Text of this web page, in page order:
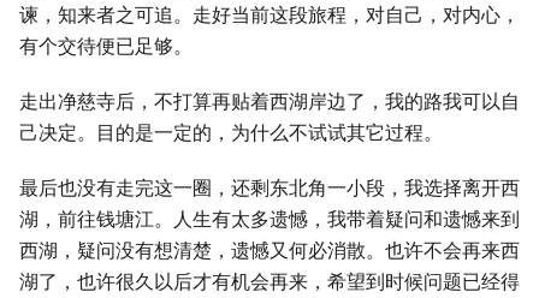
谏，知来者之可追。走好当前这段旅程，对自己，对内心，
有个交待便已足够。
走出净慈寺后，不打算再贴着西湖岸边了，我的路我可以自
己决定。目的是一定的，为什么不试试其它过程。
最后也没有走完这一圈，还剩东北角一小段，我选择离开西
湖，前往钱塘江。人生有太多遗憾，我带着疑问和遗憾来到
西湖，疑问没有想清楚，遗憾又何必消散。也许不会再来西
湖了，也许很久以后才有机会再来，希望到时候问题已经得